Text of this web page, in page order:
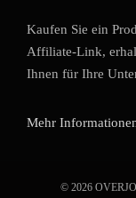
Kaufen Sie ein
Affiliate-Link,
Ihnen für Ihre
Mehr
© 2026